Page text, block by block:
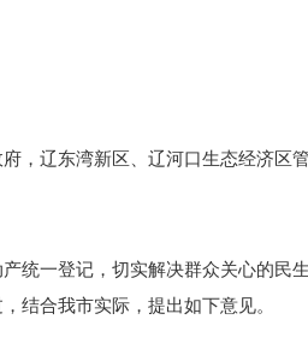
，辽东湾新区、辽河口生态经济区
一登记，切实解决群众关心的民生
结合我市实际，提出如下意见。